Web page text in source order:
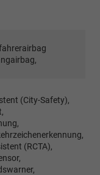
(City-Safety),
(RCTA),